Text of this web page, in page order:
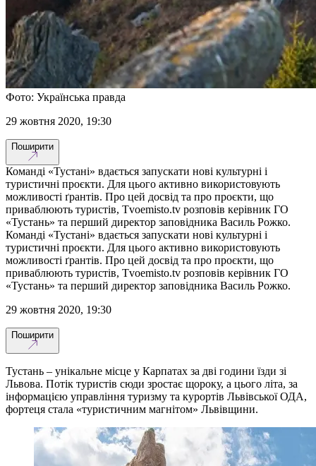
Фото: Українська правда
29 жовтня 2020, 19:30
Поширити
Команді «Тустані» вдається запускати нові культурні і
туристичні проєкти. Для цього активно використовують
можливості ґрантів. Про цей досвід та про проєкти, що
приваблюють туристів, Tvoemisto.tv розповів керівник ГО
«Тустань» та перший директор заповідника Василь Рожко.
Команді «Тустані» вдається запускати нові культурні і
туристичні проєкти. Для цього активно використовують
можливості ґрантів. Про цей досвід та про проєкти, що
приваблюють туристів, Tvoemisto.tv розповів керівник ГО
«Тустань» та перший директор заповідника Василь Рожко.
29 жовтня 2020, 19:30
Поширити
Тустань – унікальне місце у Карпатах за дві години їзди зі
Львова. Потік туристів сюди зростає щороку, а цього літа, за
інформацією управління туризму та курортів Львівської ОДА,
фортеця стала «туристичним магнітом» Львівщини.